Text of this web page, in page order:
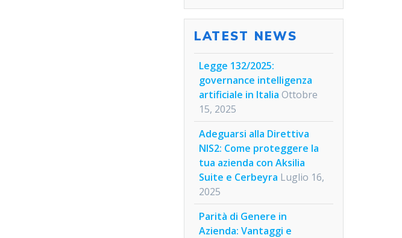
LATEST NEWS
Legge 132/2025:
governance intelligenza
artificiale in Italia Ottobre
15, 2025
Adeguarsi alla Direttiva
NIS2: Come proteggere la
tua azienda con Aksilia
Suite e Cerbeyra Luglio 16,
2025
Parità di Genere in
Azienda: Vantaggi e